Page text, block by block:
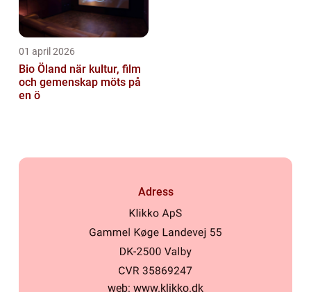
01 april 2026
Bio Öland när kultur, film
och gemenskap möts på
en ö
Adress
web: www.klikko.dk